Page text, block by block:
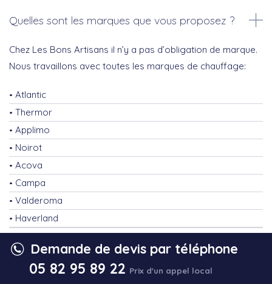
Quelles sont les marques que vous proposez ?
Chez Les Bons Artisans il n’y a pas d’obligation de marque.
Nous travaillons avec toutes les marques de chauffage:
Atlantic
Thermor
Applimo
Noirot
Acova
Campa
Valderoma
Haverland
Comment ça se passe concrètement ?
Demande de devis par téléphone
05 82 95 89 22 Prix d'un appel local